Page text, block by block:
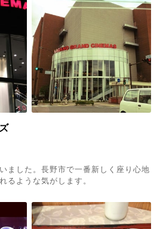
ました。長野市で一番新しく座り心地
るような気がします。